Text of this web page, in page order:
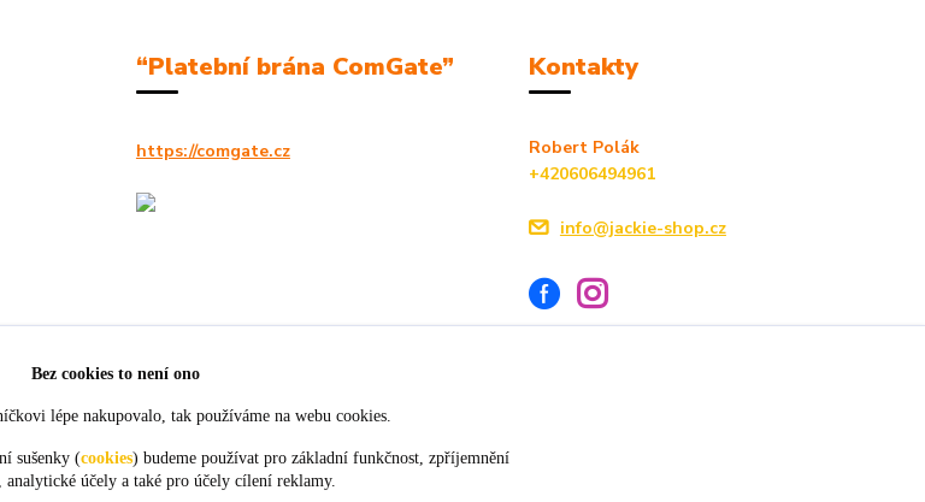
“Platební brána ComGate”
https://comgate.cz
Kontakty
Robert Polák
+420606494961
info@jackie-shop.cz
Bez cookies to není ono
lépe nakupovalo, tak používáme na webu cookies.
sušenky (cookies) budeme používat pro základní funkčnost, zpříjemnění
analytické účely a také pro účely cílení reklamy.